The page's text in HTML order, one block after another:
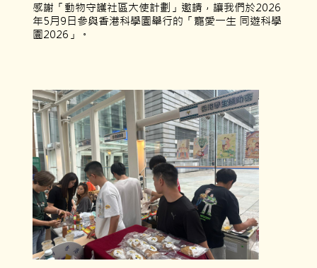
感謝「動物守護社區大使計劃」邀請，讓我們於2026
年5月9日參與香港科學園舉行的「寵愛一生 同遊科學
園2026」。